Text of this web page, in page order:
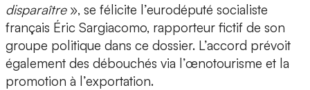
disparaître», se félicite l’eurodéputé socialiste
français Éric Sargiacomo, rapporteur fictif de son
groupe politique dans ce dossier. L’accord prévoit
également des débouchés via l’œnotourisme et la
promotion à l’exportation.